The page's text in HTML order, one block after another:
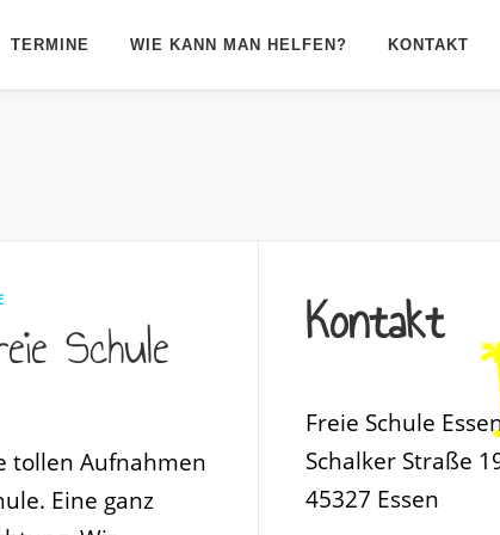
TERMINE WIE KANN MAN HELFEN? KONTAKT
Schule
tollen Aufnahmen
Eine ganz
Kontakt
Freie Schule
Schalker Straße
45327 Essen